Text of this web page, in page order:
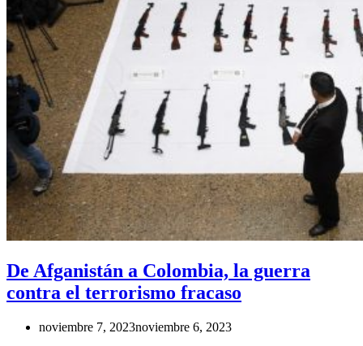
De Afganistán a Colombia, la guerra
contra el terrorismo fracaso
noviembre 7, 2023noviembre 6, 2023